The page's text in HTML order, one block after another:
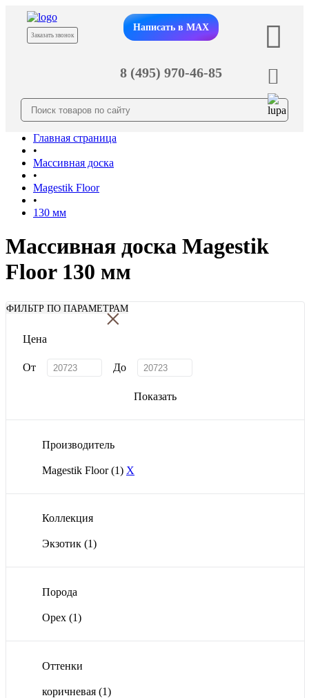
Заказать звонок
Написать в MAX
8 (495) 970-46-85
Главная страница
•
Массивная доска
•
Magestik Floor
•
130 мм
Массивная доска Magestik
Floor 130 мм
ФИЛЬТР ПО ПАРАМЕТРАМ
×
Цена
От До
Показать
Производитель
Magestik Floor(1) X
Коллекция
Экзотик (1)
Порода
Орех (1)
Оттенки
коричневая (1)